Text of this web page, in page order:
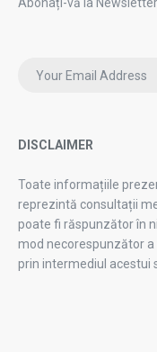
Abonați-vă la
DISCLAIMER
Toate informațiile
reprezintă consultații
poate fi răspunzător în
mod necorespunzător
prin intermediul acestui